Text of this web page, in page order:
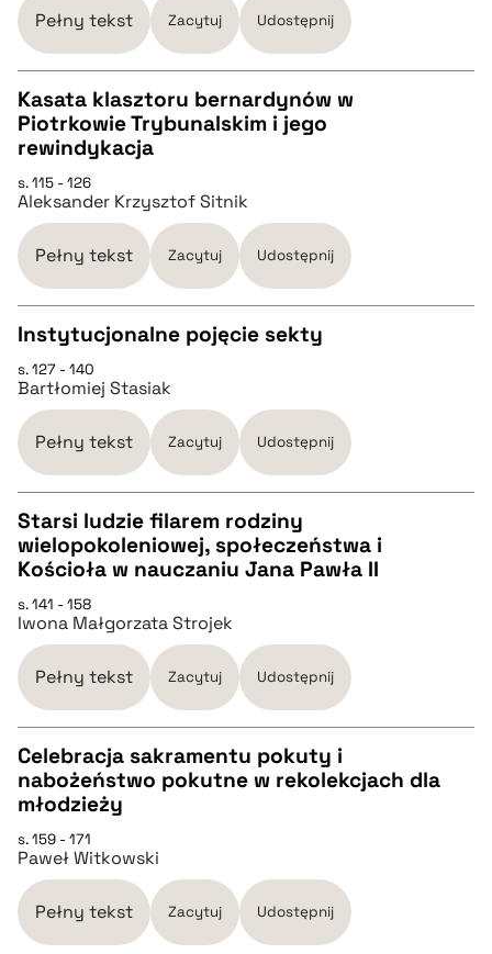
BIBTEX
pobierz cytat
Pełny tekst Zacytuj Udostępnij
CZYSTY TEKST
pobierz cytat
BIBTEX
pobierz cytat
Kasata klasztoru bernardynów w
Piotrkowie Trybunalskim i jego
rewindykacja
s. 115 - 126
Aleksander Krzysztof Sitnik
Pełny tekst Zacytuj Udostępnij
CZYSTY TEKST
pobierz cytat
BIBTEX
pobierz cytat
Instytucjonalne pojęcie sekty
s. 127 - 140
Bartłomiej Stasiak
Pełny tekst Zacytuj Udostępnij
CZYSTY TEKST
pobierz cytat
BIBTEX
pobierz cytat
Starsi ludzie filarem rodziny
wielopokoleniowej, społeczeństwa i
Kościoła w nauczaniu Jana Pawła II
s. 141 - 158
Iwona Małgorzata Strojek
Pełny tekst Zacytuj Udostępnij
CZYSTY TEKST
pobierz cytat
BIBTEX
Celebracja sakramentu pokuty i
nabożeństwo pokutne w rekolekcjach dla
młodzieży
s. 159 - 171
Paweł Witkowski
Pełny tekst Zacytuj Udostępnij